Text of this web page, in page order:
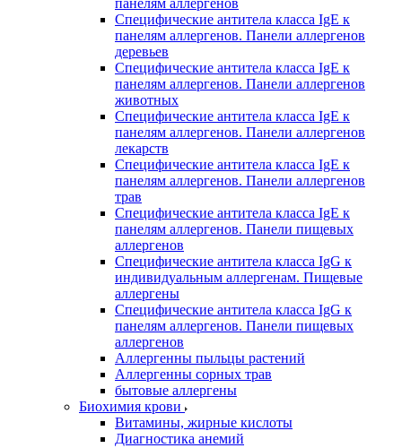
панелям аллергенов
Специфические антитела класса IgE к
панелям аллергенов. Панели аллергенов
деревьев
Специфические антитела класса IgE к
панелям аллергенов. Панели аллергенов
животных
Специфические антитела класса IgE к
панелям аллергенов. Панели аллергенов
лекарств
Специфические антитела класса IgE к
панелям аллергенов. Панели аллергенов
трав
Специфические антитела класса IgE к
панелям аллергенов. Панели пищевых
аллергенов
Специфические антитела класса IgG к
индивидуальным аллергенам. Пищевые
аллергены
Специфические антитела класса IgG к
панелям аллергенов. Панели пищевых
аллергенов
Аллергенны пыльцы растений
Аллергенны сорных трав
бытовые аллергены
Биохимия крови
Витамины, жирные кислоты
Диагностика анемий